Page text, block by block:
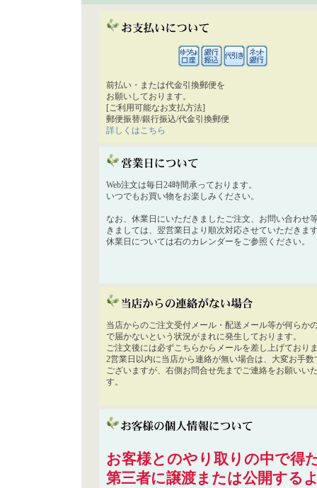
前払い・または代金引換郵便を
お願いしております。
[ご利用可能なお支払方法]
郵便振替/銀行振込/代金引換郵便
詳しくはこちら
Web注文は毎日24時間承っております。
いつでもお買い物をお楽しみください。
なお、休業日にいただきましたご注文、お問い合わせ
きましては、翌営業日より順次対応させていただきま
休業日については右のカレンダーをご参照ください。
当店からのご注文受付メール・配送メール等が何らか
で届かないという状況がまれに発生しております。
ご注文後には必ずこちらからメールを差し上げており
2営業日以内に当店から連絡が無い場合は、大変お手数
ございますが、右側お問合せ先までご連絡をお願いい
す。
お客様とのやり取りの中で得
第三者に譲渡または公開する